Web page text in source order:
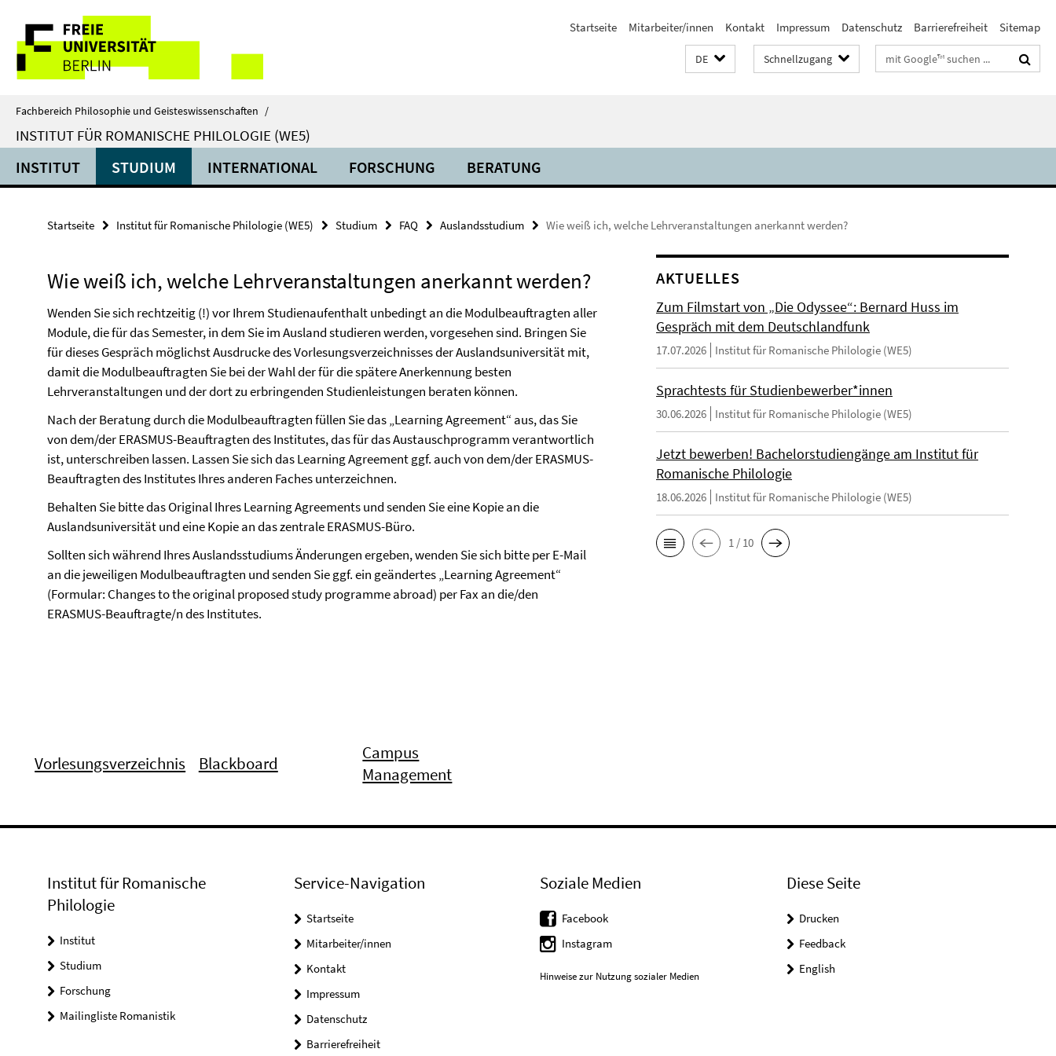
direkt
Inhalt
Service-
Navigation
Startseite Mitarbeiter/innen Kontakt Impressum Datenschutz Barrierefreiheit Sitemap
DE Schnellzugang Suchbegriffe
Fachbereich Philosophie und Geisteswissenschaften /
INSTITUT FÜR ROMANISCHE PHILOLOGIE (WE5)
INSTITUT STUDIUM INTERNATIONAL FORSCHUNG BERATUNG
Startseite Institut für Romanische Philologie (WE5) Studium FAQ Auslandsstudium Wie weiß ich, welche Lehrveranstaltungen anerkannt werden?
Wie weiß ich, welche Lehrveranstaltungen anerkannt werden?
Wenden Sie sich rechtzeitig (!) vor Ihrem Studienaufenthalt unbedingt an die Modulbeauftragten aller
Module, die für das Semester, in dem Sie im Ausland studieren werden, vorgesehen sind. Bringen Sie
für dieses Gespräch möglichst Ausdrucke des Vorlesungsverzeichnisses der Auslandsuniversität mit,
damit die Modulbeauftragten Sie bei der Wahl der für die spätere Anerkennung besten
Lehrveranstaltungen und der dort zu erbringenden Studienleistungen beraten können.
Nach der Beratung durch die Modulbeauftragten füllen Sie das „Learning Agreement“ aus, das Sie
von dem/der ERASMUS-Beauftragten des Institutes, das für das Austauschprogramm verantwortlich
ist, unterschreiben lassen. Lassen Sie sich das Learning Agreement ggf. auch von dem/der ERASMUS-
Beauftragten des Institutes Ihres anderen Faches unterzeichnen.
Behalten Sie bitte das Original Ihres Learning Agreements und senden Sie eine Kopie an die
Auslandsuniversität und eine Kopie an das zentrale ERASMUS-Büro.
Sollten sich während Ihres Auslandsstudiums Änderungen ergeben, wenden Sie sich bitte per E-Mail
an die jeweiligen Modulbeauftragten und senden Sie ggf. ein geändertes „Learning Agreement“
(Formular: Changes to the original proposed study programme abroad) per Fax an die/den
ERASMUS-Beauftragte/n des Institutes.
AKTUELLES
Zum Filmstart von „Die Odyssee“: Bernard Huss im
Gespräch mit dem Deutschlandfunk
17.07.2026 Institut für Romanische Philologie (WE5)
Sprachtests für Studienbewerber*innen
30.06.2026 Institut für Romanische Philologie (WE5)
Jetzt bewerben! Bachelorstudiengänge am Institut für
Romanische Philologie
18.06.2026 Institut für Romanische Philologie (WE5)
1 / 10
Vorlesungsverzeichnis Blackboard
Campus
Management
Institut für Romanische
Philologie
Institut
Studium
Forschung
Mailingliste Romanistik
Service-Navigation
Startseite
Mitarbeiter/innen
Kontakt
Impressum
Datenschutz
Barrierefreiheit
Soziale Medien
Facebook
Instagram
Hinweise zur Nutzung sozialer Medien
Diese Seite
Drucken
Feedback
English